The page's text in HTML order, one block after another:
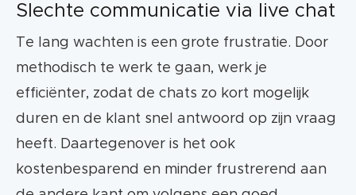
Slechte communicatie via live chat
Te lang wachten is een grote frustratie. Door
methodisch te werk te gaan, werk je
efficiënter, zodat de chats zo kort mogelijk
duren en de klant snel antwoord op zijn vraag
heeft. Daartegenover is het ook
kostenbesparend en minder frustrerend aan